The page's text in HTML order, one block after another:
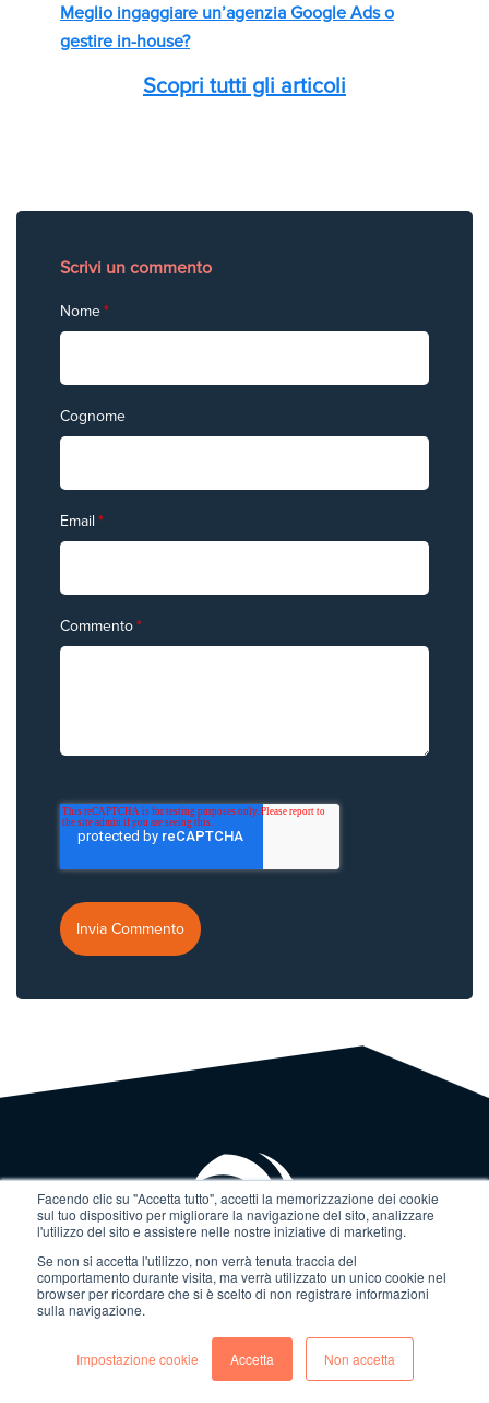
Facendo clic su "Accetta tutto", accetti la memorizzazione dei cookie
sul tuo dispositivo per migliorare la navigazione del sito, analizzare
l'utilizzo del sito e assistere nelle nostre iniziative di marketing.
Se non si accetta l'utilizzo, non verrà tenuta traccia del
comportamento durante visita, ma verrà utilizzato un unico cookie nel
browser per ricordare che si è scelto di non registrare informazioni
sulla navigazione.
Impostazione cookie Accetta Non accetta
Meglio ingaggiare un’agenzia Google Ads o
gestire in-house?
Scopri tutti gli articoli
Scrivi un commento
Nome*
Cognome
Email *
Commento*
Fontimedia aiuta le aziende B2B a crescere attraverso
strategie integrate di digital marketing e intelligenza
artificiale, progettate su misura per generare visibilità, lead